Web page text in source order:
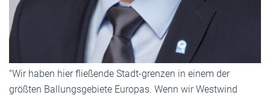
"Wir haben hier fließende Stadt-grenzen in einem der
größten Ballungsgebiete Europas. Wenn wir Westwind